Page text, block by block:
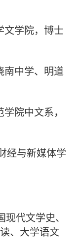
文学院，博士
南中学、明道
院中文系，
经与新媒体学
代文学史、
、大学语文